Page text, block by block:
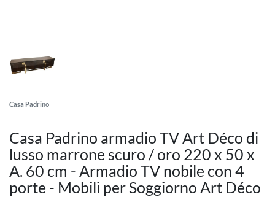
Casa Padrino
Casa Padrino armadio TV Art Déco di
lusso marrone scuro / oro 220 x 50 x
A. 60 cm - Armadio TV nobile con 4
porte - Mobili per Soggiorno Art Déco